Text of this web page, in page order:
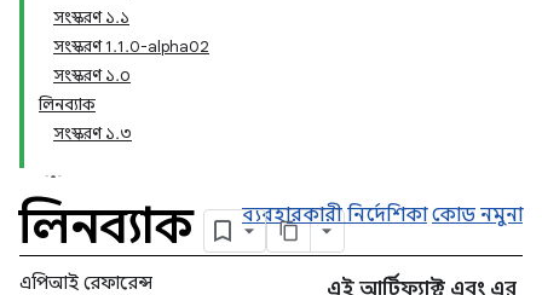
সংস্করণ ১.১
সংস্করণ 1.1.0-alpha02
সংস্করণ ১.০
লিনব্যাক
সংস্করণ ১.৩
লিনব্যাক ব্যবহারকারী নির্দেশিকা কোড নমুনা
এপিআই রেফারেন্স
এই আর্টিফ্যাক্ট এবং এর